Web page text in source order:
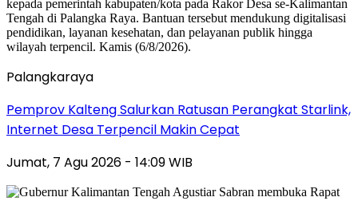
Palangkaraya
Pemprov Kalteng Salurkan Ratusan Perangkat Starlink,
Internet Desa Terpencil Makin Cepat
Jumat, 7 Agu 2026 - 14:09 WIB